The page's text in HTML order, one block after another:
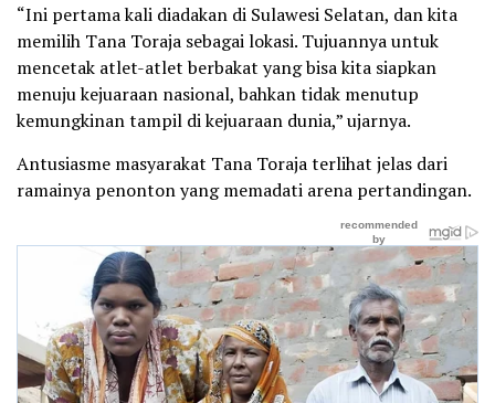
“Ini pertama kali diadakan di Sulawesi Selatan, dan kita
memilih Tana Toraja sebagai lokasi. Tujuannya untuk
mencetak atlet-atlet berbakat yang bisa kita siapkan
menuju kejuaraan nasional, bahkan tidak menutup
kemungkinan tampil di kejuaraan dunia,” ujarnya.
Antusiasme masyarakat Tana Toraja terlihat jelas dari
ramainya penonton yang memadati arena pertandingan.